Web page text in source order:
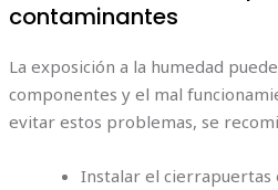
contaminantes
La exposición a la humedad
componentes y el mal
evitar estos problemas, se
Instalar el cierrapuertas